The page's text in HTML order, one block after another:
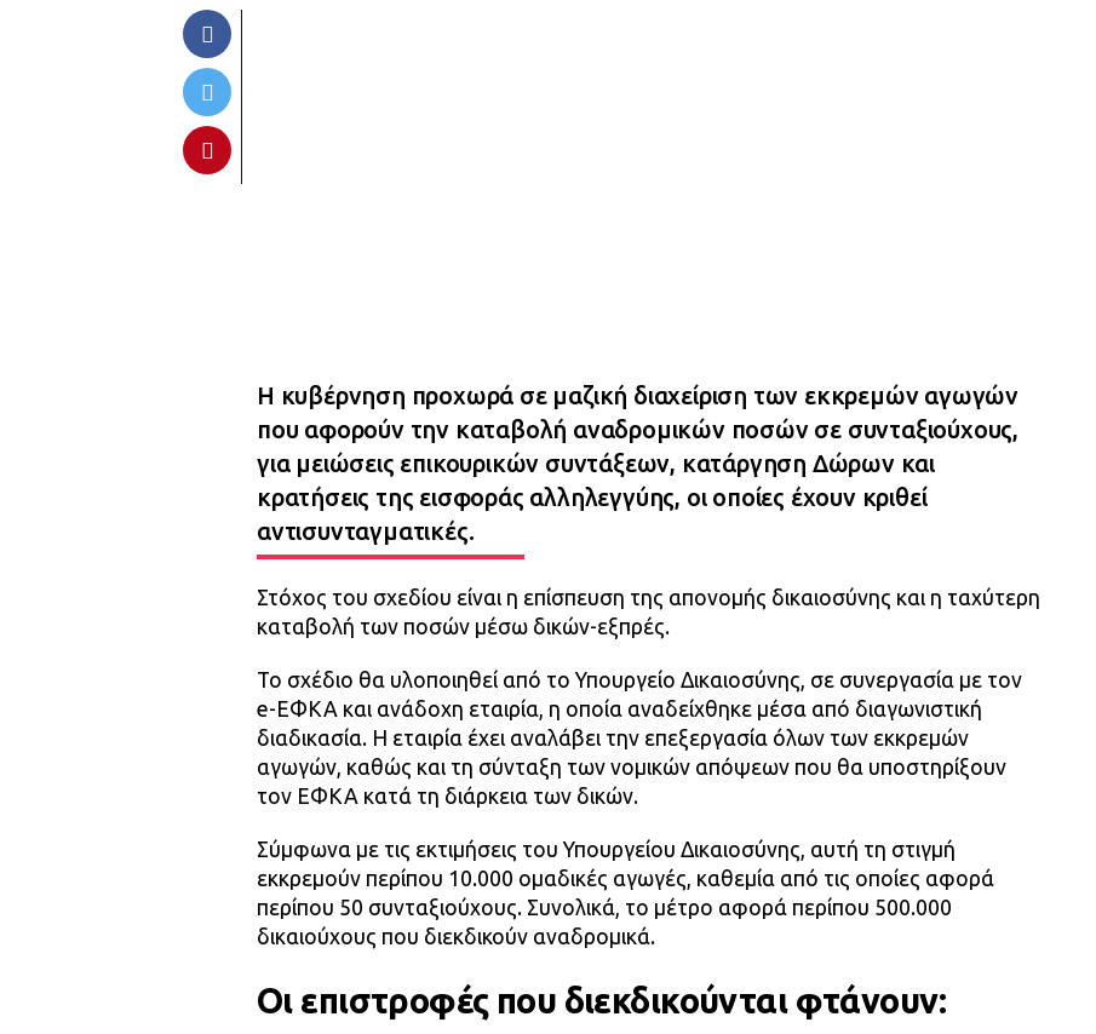
Η κυβέρνηση προχωρά σε μαζική διαχείριση των εκκρεμών αγωγών
που αφορούν την καταβολή αναδρομικών ποσών σε συνταξιούχους,
για μειώσεις επικουρικών συντάξεων, κατάργηση Δώρων και
κρατήσεις της εισφοράς αλληλεγγύης, οι οποίες έχουν κριθεί
αντισυνταγματικές.
Στόχος του σχεδίου είναι η επίσπευση της απονομής δικαιοσύνης και η ταχύτερη
καταβολή των ποσών μέσω δικών-εξπρές.
Το σχέδιο θα υλοποιηθεί από το Υπουργείο Δικαιοσύνης, σε συνεργασία με τον
e-ΕΦΚΑ και ανάδοχη εταιρία, η οποία αναδείχθηκε μέσα από διαγωνιστική
διαδικασία. Η εταιρία έχει αναλάβει την επεξεργασία όλων των εκκρεμών
αγωγών, καθώς και τη σύνταξη των νομικών απόψεων που θα υποστηρίξουν
τον ΕΦΚΑ κατά τη διάρκεια των δικών.
Σύμφωνα με τις εκτιμήσεις του Υπουργείου Δικαιοσύνης, αυτή τη στιγμή
εκκρεμούν περίπου 10.000 ομαδικές αγωγές, καθεμία από τις οποίες αφορά
περίπου 50 συνταξιούχους. Συνολικά, το μέτρο αφορά περίπου 500.000
δικαιούχους που διεκδικούν αναδρομικά.
Οι επιστροφές που διεκδικούνται φτάνουν: